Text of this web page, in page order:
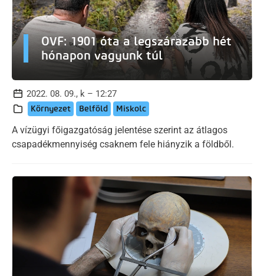
OVF: 1901 óta a legszárazabb hét
hónapon vagyunk túl
2022. 08. 09., k – 12:27
Környezet Belföld Miskolc
A vízügyi főigazgatóság jelentése szerint az átlagos
csapadékmennyiség csaknem fele hiányzik a földből.